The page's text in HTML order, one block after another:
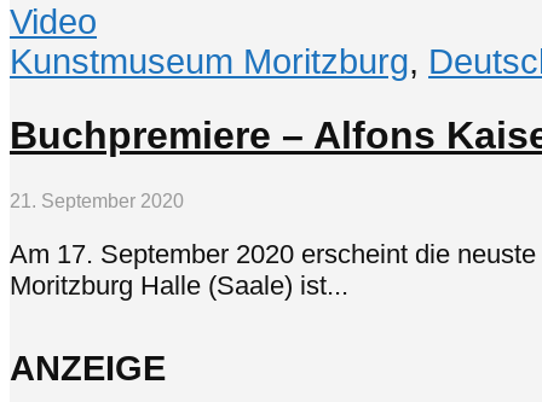
Video
Kunstmuseum Moritzburg,
Buchpremiere – Alfons
21. September 2020
Am 17. September 2020 erscheint die
Moritzburg Halle (Saale) ist...
ANZEIGE